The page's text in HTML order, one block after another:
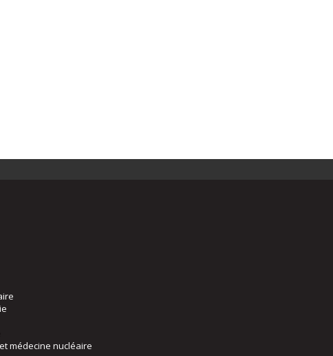
médecine nucléaire